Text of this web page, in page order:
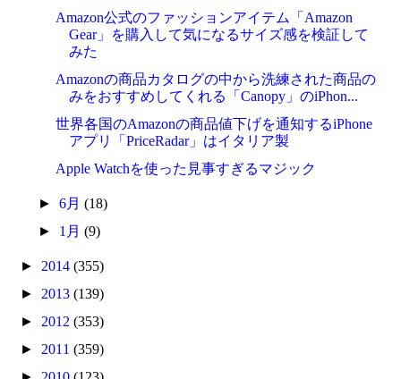
Amazon公式のファッションアイテム「Amazon
Gear」を購入して気になるサイズ感を検証して
みた
Amazonの商品カタログの中から洗練された商品の
みをおすすめしてくれる「Canopy」のiPhon...
世界各国のAmazonの商品値下げを通知するiPhone
アプリ「PriceRadar」はイタリア製
Apple Watchを使った見事すぎるマジック
► 6月 (18)
► 1月 (9)
► 2014(355)
► 2013(139)
► 2012(353)
► 2011(359)